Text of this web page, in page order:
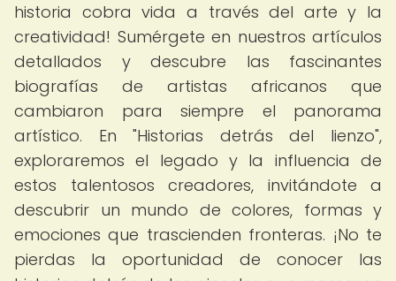
historia cobra vida a través del arte y la
creatividad! Sumérgete en nuestros artículos
detallados y descubre las fascinantes
biografías de artistas africanos que
cambiaron para siempre el panorama
artístico. En "Historias detrás del lienzo",
exploraremos el legado y la influencia de
estos talentosos creadores, invitándote a
descubrir un mundo de colores, formas y
emociones que trascienden fronteras. ¡No te
pierdas la oportunidad de conocer las